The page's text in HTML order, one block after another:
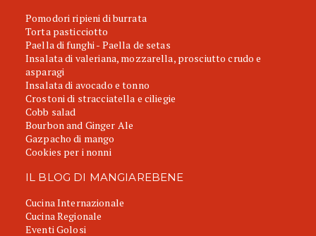
Pomodori ripieni di burrata
Torta pasticciotto
Paella di funghi - Paella de setas
Insalata di valeriana, mozzarella, prosciutto crudo e
asparagi
Insalata di avocado e tonno
Crostoni di stracciatella e ciliegie
Cobb salad
Bourbon and Ginger Ale
Gazpacho di mango
Cookies per i nonni
IL BLOG DI MANGIAREBENE
Cucina Internazionale
Cucina Regionale
Eventi Golosi